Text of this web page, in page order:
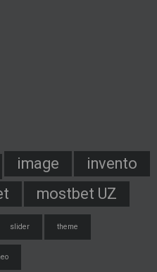
image invento
mostbet UZ
slider theme